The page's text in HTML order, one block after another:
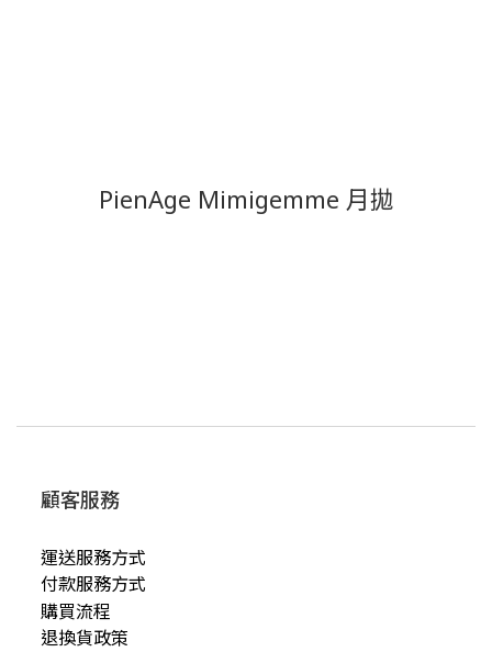
PienAge Mimigemme 月拋
顧客服務
運送服務方式
付款服務方式
購買流程
退換貨政策